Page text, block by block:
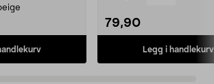
79,90
Legg i handlekurv